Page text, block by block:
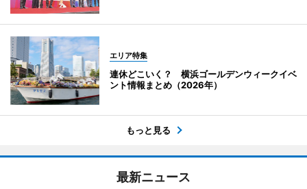
エリア特集
連休どこいく？ 横浜ゴールデンウィークイベ
ント情報まとめ（2026年）
もっと見る
最新ニュース